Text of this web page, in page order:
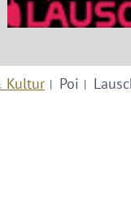
Kultur Poi